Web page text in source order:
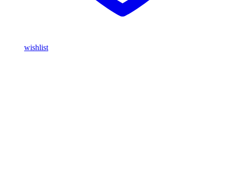
wishlist